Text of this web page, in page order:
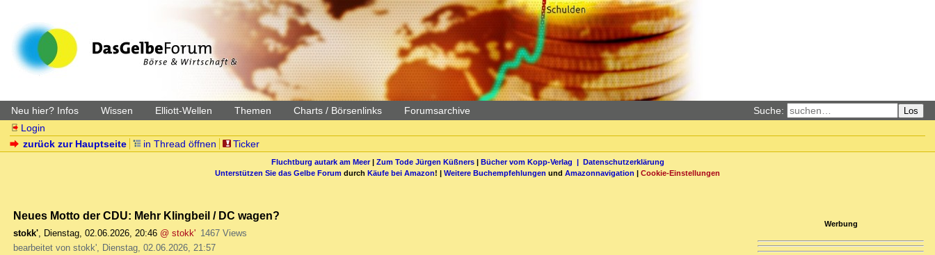
Neu hier? Infos Wissen Elliott-Wellen Themen Charts / Börsenlinks Forumsarchive Suche: Los
Login
zurück zur Hauptseite
in Thread öffnen Ticker
Fluchtburg autark am Meer| Zum Tode Jürgen Küßners| Bücher vom Kopp-Verlag | Datenschutzerklärung
Unterstützen Sie das Gelbe Forum durch Käufe bei Amazon! | Weitere Buchempfehlungen und Amazonnavigation | Cookie-Einstellungen
Neues Motto der CDU: Mehr Klingbeil / DC wagen?
stokk', Dienstag, 02.06.2026, 20:46 @ stokk' 1467 Views
bearbeitet von stokk', Dienstag, 02.06.2026, 21:57
Werbung